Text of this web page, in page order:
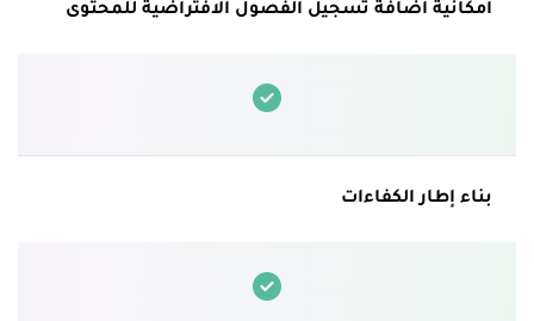
امكانية اضافة تسجيل الفصول الافتراضية للمحتوى
بناء إطار الكفاءات